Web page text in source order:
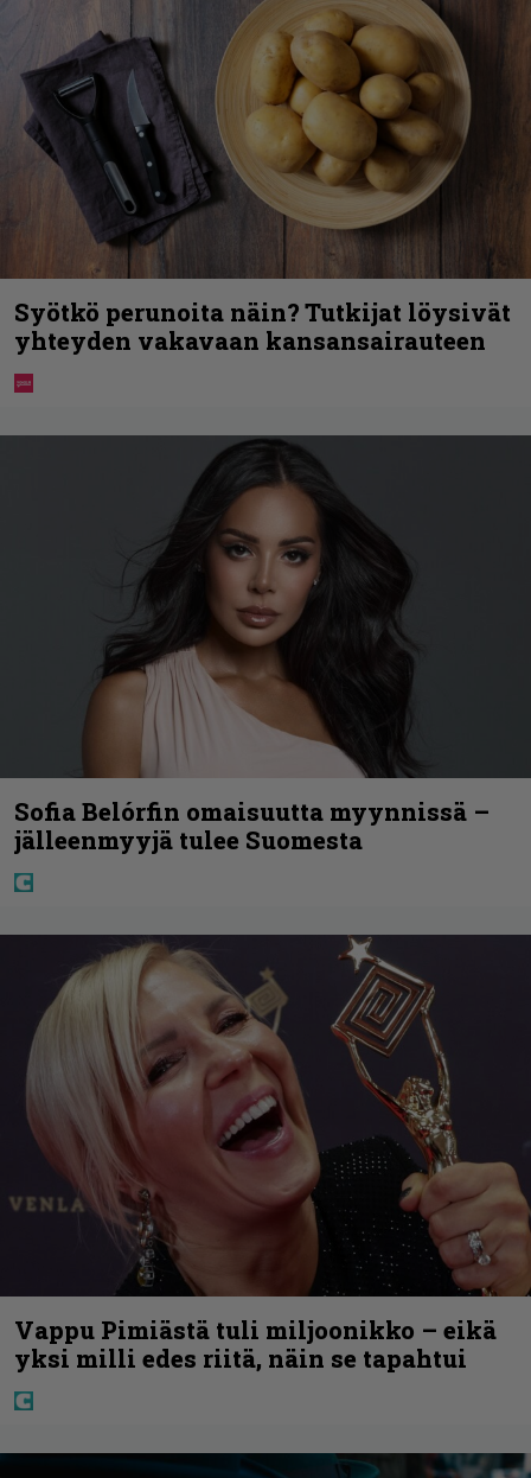
Syötkö perunoita näin? Tutkijat löysivät
yhteyden vakavaan kansansairauteen
Sofia Belórfin omaisuutta myynnissä –
jälleenmyyjä tulee Suomesta
Vappu Pimiästä tuli miljoonikko – eikä
yksi milli edes riitä, näin se tapahtui